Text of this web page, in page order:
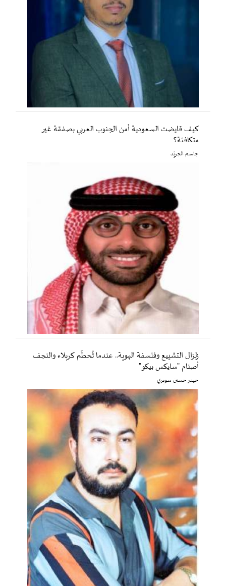
كيف قايضت السعودية أمن الجنوب العربي بصفقة غير
متكافئة؟
جاسم الجريّد
زلزال التشييع وفلسفة الهوية.. عندما تُحطّم كربلاء والنجف
أصنام "سايكس بيكو"
حيدر حسين سويري